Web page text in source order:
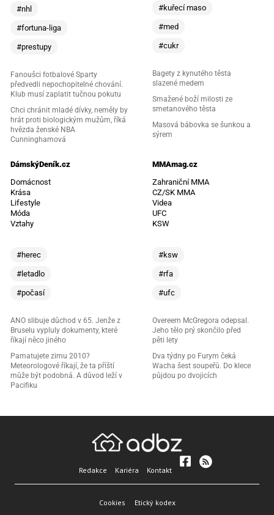
#nhl
#fortuna-liga
#prestupy
Fanoušci fotbalové Sparty
předvedli nepochopitelné chování.
Klub musí zaplatit tučnou pokutu
Chci chránit mladé dívky, neměly by
hrát proti biologickým mužům, říká
hvězda ženské NBA
Cunninghamová
#kuřecí maso
#med
#cukr
Bagety z kynutého těsta
slazené medem
Smažené boží milosti ze
smetanového těsta
Masová bábovka se šunkou a
sýrem
DámskýDeník.cz
Domácnost
Krása
Lifestyle
Móda
Vztahy
#herec
#letadlo
#počasí
ANO slibuje důchod v 65. Jenže z
Bruselu vypluly dokumenty, které
říkají něco jiného
Pamatujete zimu 2010?
Meteorologové říkají, že ta příští
může být podobná. A důvod leží v
Pacifiku
MMAmag.cz
Zahraniční MMA
CZ/SK MMA
Videa
UFC
KSW
#ksw
#rfa
#ufc
Overeem McGregora odepsal.
Jeho tělo prý skončilo před
pěti lety
Dva týdny po Furym čeká
Wacha šest soupeřů. Do klece
půjdou po dvojicích
Redakce Kariéra Kontakt
Cookies Etický kodex